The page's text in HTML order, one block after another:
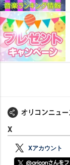
X
Xアカウント